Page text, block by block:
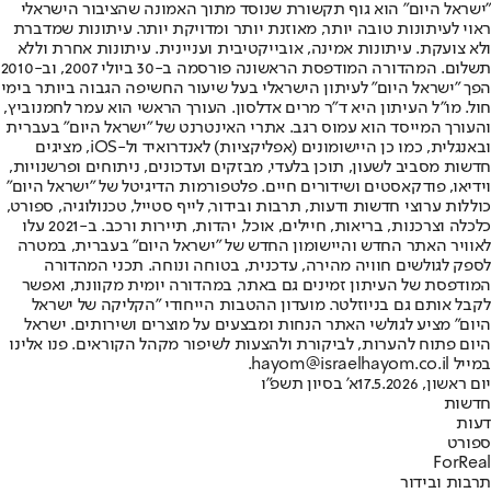
"ישראל היום" הוא גוף תקשורת שנוסד מתוך האמונה שהציבור הישראלי
ראוי לעיתונות טובה יותר, מאוזנת יותר ומדויקת יותר. עיתונות שמדברת
ולא צועקת. עיתונות אמינה, אובייקטיבית ועניינית. עיתונות אחרת וללא
תשלום. המהדורה המודפסת הראשונה פורסמה ב-30 ביולי 2007, וב-2010
הפך "ישראל היום" לעיתון הישראלי בעל שיעור החשיפה הגבוה ביותר בימי
חול. מו"ל העיתון היא ד"ר מרים אדלסון. העורך הראשי הוא עמר לחמנוביץ,
והעורך המייסד הוא עמוס רגב. אתרי האינטרנט של "ישראל היום" בעברית
ובאנגלית, כמו כן היישומונים (אפליקציות) לאנדרואיד ול-iOS, מציגים
חדשות מסביב לשעון, תוכן בלעדי, מבזקים ועדכונים, ניתוחים ופרשנויות,
וידיאו, פודקאסטים ושידורים חיים. פלטפורמות הדיגיטל של "ישראל היום"
כוללות ערוצי חדשות ודעות, תרבות ובידור, לייף סטייל, טכנולוגיה, ספורט,
כלכלה וצרכנות, בריאות, חיילים, אוכל, יהדות, תיירות ורכב. ב-2021 עלו
לאוויר האתר החדש והיישומון החדש של "ישראל היום" בעברית, במטרה
לספק לגולשים חוויה מהירה, עדכנית, בטוחה ונוחה. תכני המהדורה
המודפסת של העיתון זמינים גם באתר, במהדורה יומית מקוונת, ואפשר
לקבל אותם גם בניוזלטר. מועדון ההטבות הייחודי "הקליקה של ישראל
היום" מציע לגולשי האתר הנחות ומבצעים על מוצרים ושירותים. ישראל
היום פתוח להערות, לביקורת ולהצעות לשיפור מקהל הקוראים. פנו אלינו
במייל hayom@israelhayom.co.il.
יום ראשון, 17.5.2026
א' בסיון תשפ"ו
חדשות
דעות
ספורט
ForReal
תרבות ובידור